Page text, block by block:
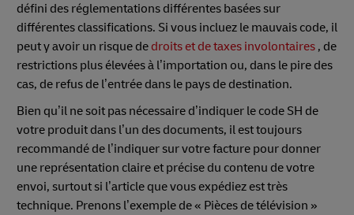
défini des réglementations différentes basées sur
différentes classifications. Si vous incluez le mauvais code, il
peut y avoir un risque de droits et de taxes involontaires , de
restrictions plus élevées à l’importation ou, dans le pire des
cas, de refus de l’entrée dans le pays de destination.
Bien qu’il ne soit pas nécessaire d’indiquer le code SH de
votre produit dans l’un des documents, il est toujours
recommandé de l’indiquer sur votre facture pour donner
une représentation claire et précise du contenu de votre
envoi, surtout si l’article que vous expédiez est très
technique. Prenons l’exemple de « Pièces de télévision »